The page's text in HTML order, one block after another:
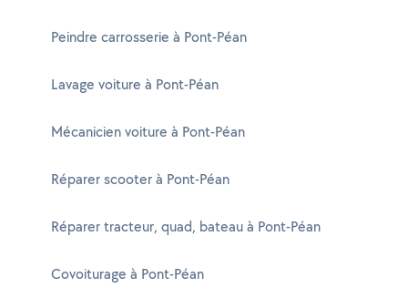
Peindre carrosserie à Pont-Péan
Lavage voiture à Pont-Péan
Mécanicien voiture à Pont-Péan
Réparer scooter à Pont-Péan
Réparer tracteur, quad, bateau à Pont-Péan
Covoiturage à Pont-Péan